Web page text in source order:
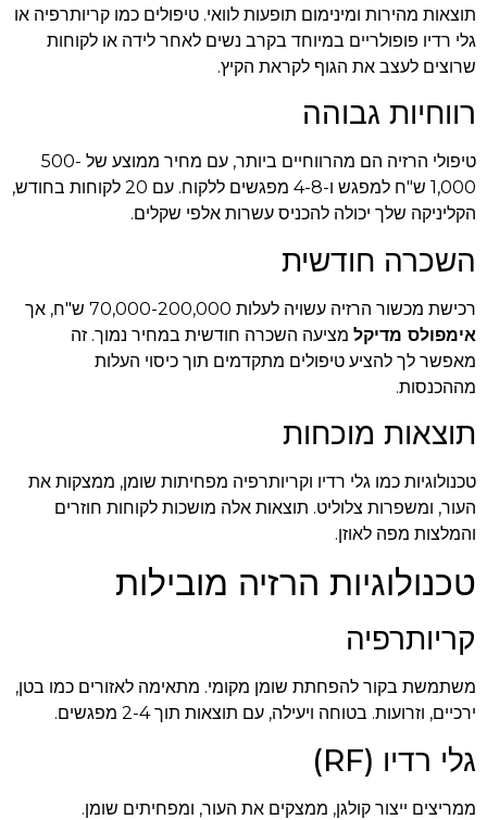
תוצאות מהירות ומינימום תופעות לוואי. טיפולים כמו קריותרפיה או
גלי רדיו פופולריים במיוחד בקרב נשים לאחר לידה או לקוחות
שרוצים לעצב את הגוף לקראת הקיץ.
רווחיות גבוהה
טיפולי הרזיה הם מהרווחיים ביותר, עם מחיר ממוצע של 500-
1,000 ש"ח למפגש ו-4-8 מפגשים ללקוח. עם 20 לקוחות בחודש,
הקליניקה שלך יכולה להכניס עשרות אלפי שקלים.
השכרה חודשית
רכישת מכשור הרזיה עשויה לעלות 70,000-200,000 ש"ח, אך
אימפולס מדיקל מציעה השכרה חודשית במחיר נמוך. זה
מאפשר לך להציע טיפולים מתקדמים תוך כיסוי העלות
מההכנסות.
תוצאות מוכחות
טכנולוגיות כמו גלי רדיו וקריותרפיה מפחיתות שומן, ממצקות את
העור, ומשפרות צלוליט. תוצאות אלה מושכות לקוחות חוזרים
והמלצות מפה לאוזן.
טכנולוגיות הרזיה מובילות
קריותרפיה
משתמשת בקור להפחתת שומן מקומי. מתאימה לאזורים כמו בטן,
ירכיים, וזרועות. בטוחה ויעילה, עם תוצאות תוך 2-4 מפגשים.
גלי רדיו (RF)
ממריצים ייצור קולגן, ממצקים את העור, ומפחיתים שומן.